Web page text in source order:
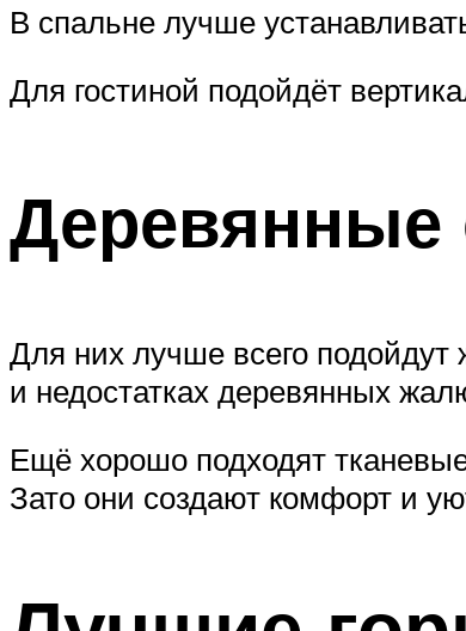
В спальне лучше
Для гостиной подойдёт
Деревянные
Для них лучше всего подойдут
и недостатках деревянных
Ещё хорошо подходят
Зато они создают комфорт и